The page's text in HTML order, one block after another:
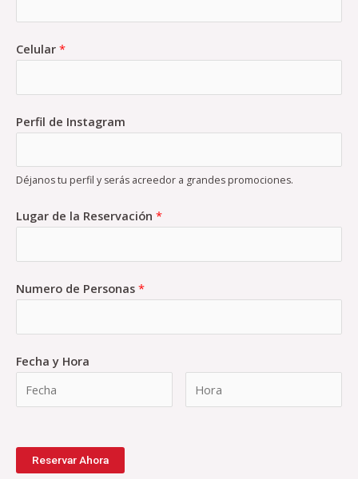
Celular *
Perfil de Instagram
Déjanos tu perfil y serás acreedor a grandes promociones.
Lugar de la Reservación *
Numero de Personas *
Fecha y Hora
Reservar Ahora